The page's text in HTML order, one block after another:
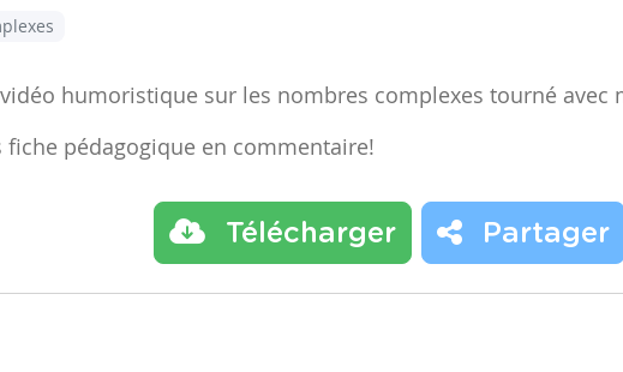
humoristique sur les nombres complexes tourné avec
fiche pédagogique en commentaire!
Télécharger Partager